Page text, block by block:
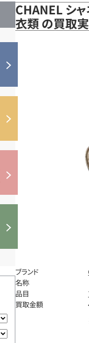
CHANEL シャ
衣類 の買取
ブランド
名称
品目
買取金額